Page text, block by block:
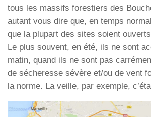
tous les massifs forestiers des
autant vous dire que, en temps
que la plupart des sites soient
Le plus souvent, en été, ils ne sont
matin, quand ils ne sont pas
de sécheresse sévère et/ou de vent
la norme. La veille, par exemple,